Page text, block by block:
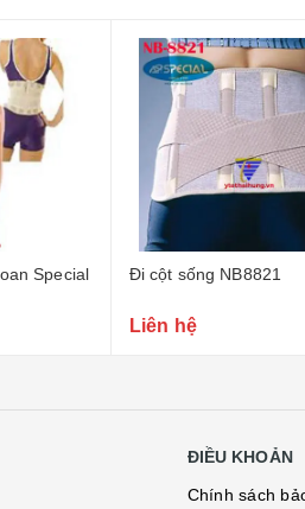
Special
Đi cột sống NB8821
Liên hệ
ĐIỀU KHOẢN
Chính sách